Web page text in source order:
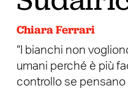
Chiara Ferrari
“I bianchi non
umani perché è più
controllo se